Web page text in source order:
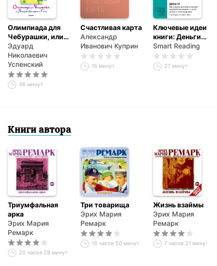
Олимпиада для
Чебурашки, или
Чебурашка едет в
Сочи
Эдуард
Николаевич
Успенский
46 минут
Счастливая карта
Александр
Иванович Куприн
16 минут
Ключевые идеи
книги: Деньги.
Как упадок
доллара
угрожает
мировой
Smart Reading
27 минут
Книги автора
Триумфальная
арка
Эрих Мария
Ремарк
20 часов 28 минут
Три товарища
Эрих Мария
Ремарк
16 часов 50 минут
Жизнь взаймы
Эрих Мария
Ремарк
7 часов 21 минута